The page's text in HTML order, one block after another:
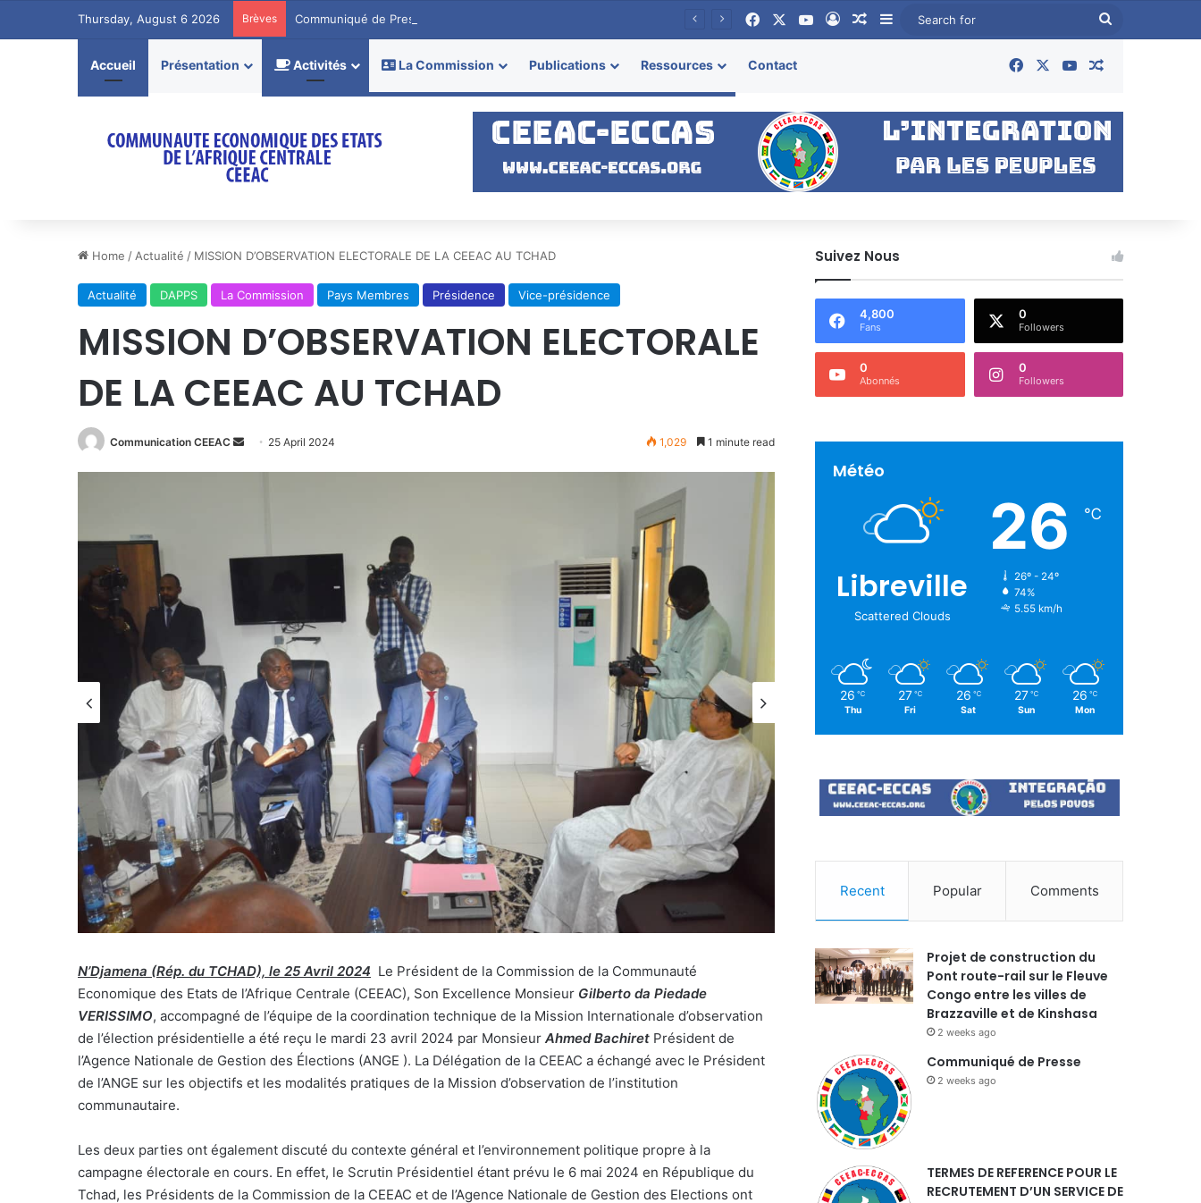
Thursday, August 6 2026 Brèves Communiqué de Presse FacebookYouTubeLog InRandom Article
Sidebar
Accueil Présentation Activités La Commission Publications Ressources Contact FacebookYouTube
Home / Actualité / MISSION D’OBSERVATION ELECTORALE DE LA CEEAC AU TCHAD
Actualité DAPPS La Commission Pays Membres Présidence Vice-présidence
MISSION D’OBSERVATION ELECTORALE
DE LA CEEAC AU TCHAD
Communication CEEAC 25 April 2024 1,029 1 minute read
N’Djamena (Rép. du TCHAD), le 25 Avril 2024 Le Président de la Commission de la Communauté
Economique des Etats de l’Afrique Centrale (CEEAC), Son Excellence Monsieur Gilberto da Piedade
VERISSIMO, accompagné de l’équipe de la coordination technique de la Mission Internationale d’observation
de l’élection présidentielle a été reçu le mardi 23 avril 2024 par Monsieur Ahmed Bachiret Président de
l’Agence Nationale de Gestion des Élections (ANGE ). La Délégation de la CEEAC a échangé avec le Président
de l’ANGE sur les objectifs et les modalités pratiques de la Mission d’observation de l’institution
communautaire.
Les deux parties ont également discuté du contexte général et l’environnement politique propre à la
campagne électorale en cours. En effet, le Scrutin Présidentiel étant prévu le 6 mai 2024 en République du
Tchad, les Présidents de la Commission de la CEEAC et de l’Agence Nationale de Gestion des Elections ont
Suivez Nous
4,800
Fans
0
Followers
0
Abonnés
0
Followers
Météo
Libreville
Scattered Clouds
26 ℃
26º - 24º
74%
5.55 km/h
26 ℃
Thu
27 ℃
Fri
26 ℃
Sat
27 ℃
Sun
26 ℃
Mon
Recent Popular Comments
Projet de construction du
Pont route-rail sur le Fleuve
Congo entre les villes de
Brazzaville et de Kinshasa
2 weeks ago
Communiqué de Presse
2 weeks ago
TERMES DE REFERENCE POUR LE
RECRUTEMENT D’UN SERVICE DE